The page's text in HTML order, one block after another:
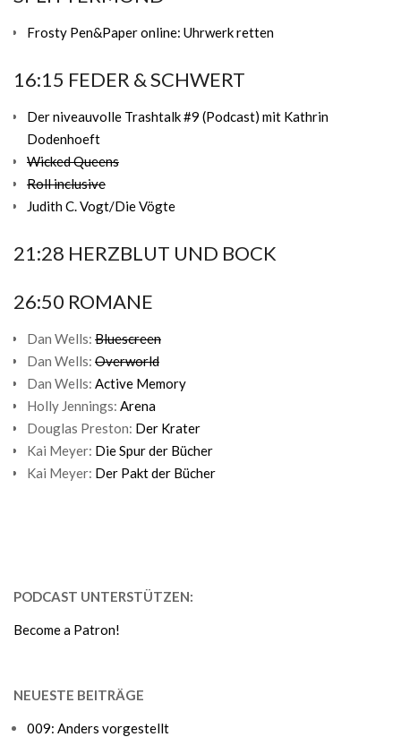
Frosty Pen&Paper online: Uhrwerk retten
16:15 FEDER & SCHWERT
Der niveauvolle Trashtalk #9 (Podcast) mit Kathrin
Dodenhoeft
Wicked Queens
Roll inclusive
Judith C. Vogt/Die Vögte
21:28 HERZBLUT UND BOCK
26:50 ROMANE
Dan Wells: Bluescreen
Dan Wells: Overworld
Dan Wells: Active Memory
Holly Jennings: Arena
Douglas Preston: Der Krater
Kai Meyer: Die Spur der Bücher
Kai Meyer: Der Pakt der Bücher
PODCAST UNTERSTÜTZEN:
Become a Patron!
NEUESTE BEITRÄGE
009: Anders vorgestellt